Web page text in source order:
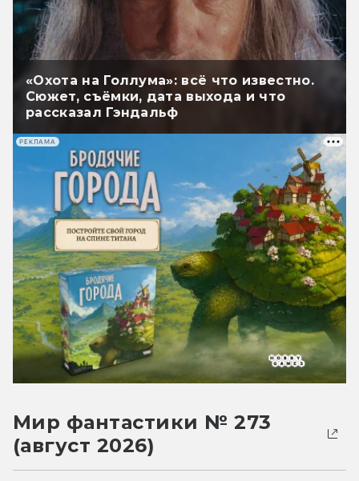
«Охота на Голлума»: всё что известно.
Сюжет, съёмки, дата выхода и что
рассказал Гэндальф
РЕКЛАМА
Мир фантастики № 273
(август 2026)